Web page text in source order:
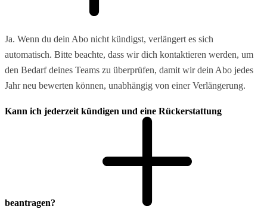
Ja. Wenn du dein Abo nicht kündigst, verlängert es sich
automatisch. Bitte beachte, dass wir dich kontaktieren werden, um
den Bedarf deines Teams zu überprüfen, damit wir dein Abo jedes
Jahr neu bewerten können, unabhängig von einer Verlängerung.
Kann ich jederzeit kündigen und eine Rückerstattung
beantragen?